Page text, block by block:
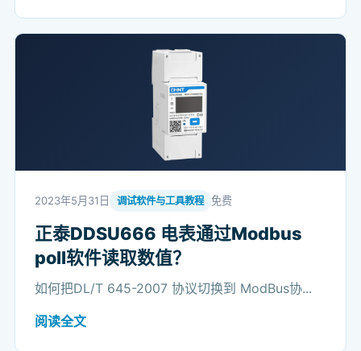
2023年5月31日 调试软件与工具教程 免费
正泰DDSU666 电表通过Modbus
poll软件读取数值？
如何把DL/T 645-2007 协议切换到 ModBus协...
阅读全文